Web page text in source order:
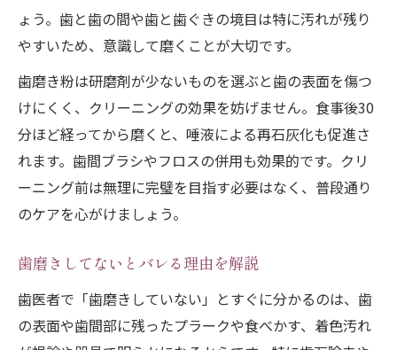
仕事終わりの歯医者前、歯磨きのコツと対策
外出先や仕事後のクリーニング前歯磨き術
歯医者受付直前でもできる歯磨き対策
残業後でもクリーニング効果を高める方法
外で歯磨きできない時の応急処置アイデア
ょう。歯と歯の間や歯と歯ぐきの境目は特に汚れが残り
やすいため、意識して磨くことが大切です。
歯磨き粉は研磨剤が少ないものを選ぶと歯の表面を傷つ
けにくく、クリーニングの効果を妨げません。食事後30
分ほど経ってから磨くと、唾液による再石灰化も促進さ
れます。歯間ブラシやフロスの併用も効果的です。クリ
ーニング前は無理に完璧を目指す必要はなく、普段通り
のケアを心がけましょう。
歯磨きしてないとバレる理由を解説
歯医者で「歯磨きしていない」とすぐに分かるのは、歯
の表面や歯間部に残ったプラークや食べかす、着色汚れ